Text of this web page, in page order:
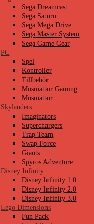
Sega Dreamcast
Sega Saturn
Sega Mega Drive
Sega Master System
Sega Game Gear
PC
Spel
Kontroller
Tillbehör
Musmattor Gaming
Musmattor
Skylanders
Imaginators
Superchargers
Trap Team
Swap Force
Giants
Spyros Adventure
Disney Infinity
Disney Infinity 1.0
Disney Infinity 2.0
Disney Infinity 3.0
Lego Dimensions
Fun Pack